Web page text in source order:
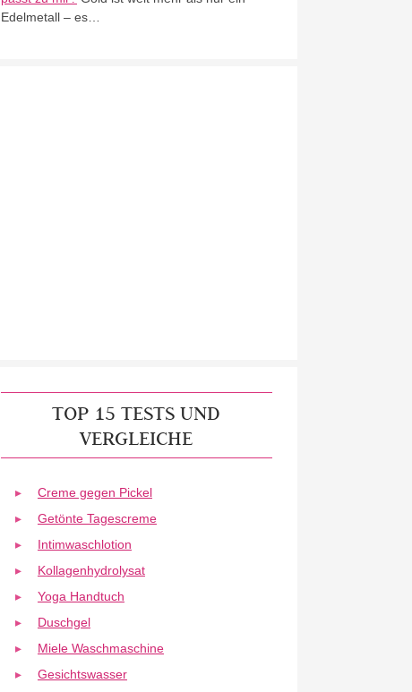
Edelmetall – es…
TOP 15 TESTS UND
VERGLEICHE
Creme gegen Pickel
Getönte Tagescreme
Intimwaschlotion
Kollagenhydrolysat
Yoga Handtuch
Duschgel
Miele Waschmaschine
Gesichtswasser